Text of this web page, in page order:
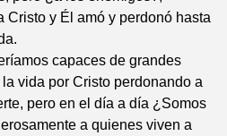
Cristo y Él amó y perdonó hasta
capaces de grandes
vida por Cristo perdonando a
pero en el día a día ¿Somos
a quienes viven a